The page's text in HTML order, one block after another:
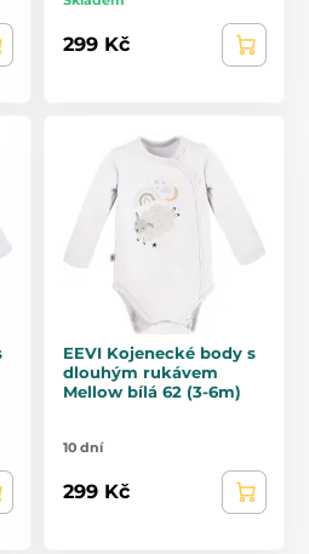
299 Kč
EEVI Kojenecké body s
dlouhým rukávem
Mellow bílá 62 (3-6m)
10 dní
299 Kč